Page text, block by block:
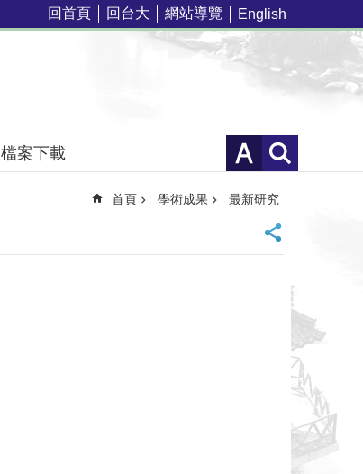
回首頁 回台大 網站導覽 English
檔案下載
首頁 學術成果 最新研究